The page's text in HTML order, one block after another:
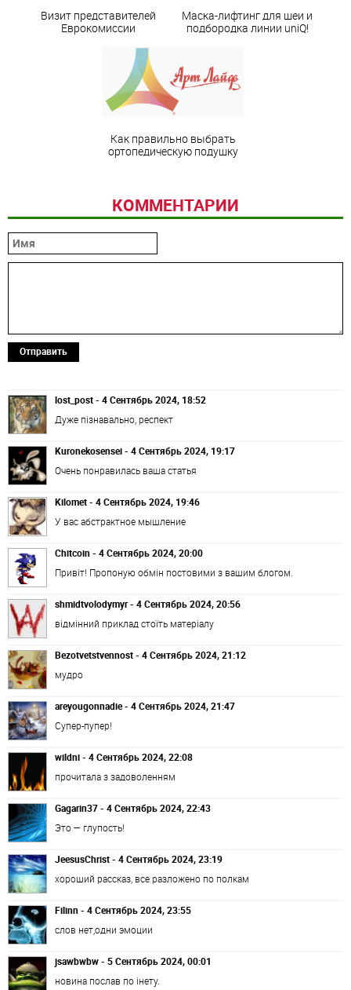
Визит представителей
Еврокомиссии
Маска-лифтинг для шеи и
подбородка линии uniQ!
Как правильно выбрать
ортопедическую подушку
КОММЕНТАРИИ
Отправить
lost_post - 4 Сентябрь 2024, 18:52
Дуже пізнавально, респект
Kuronekosensei - 4 Сентябрь 2024, 19:17
Очень понравилась ваша статья
Kilomet - 4 Сентябрь 2024, 19:46
У вас абстрактное мышление
Chitcoin - 4 Сентябрь 2024, 20:00
Привіт! Пропоную обмін постовими з вашим блогом.
shmidtvolodymyr - 4 Сентябрь 2024, 20:56
відмінний приклад стоїть матеріалу
Bezotvetstvennost - 4 Сентябрь 2024, 21:12
мудро
areyougonnadie - 4 Сентябрь 2024, 21:47
Супер-пупер!
wildni - 4 Сентябрь 2024, 22:08
прочитала з задоволенням
Gagarin37 - 4 Сентябрь 2024, 22:43
Это — глупость!
JeesusChrist - 4 Сентябрь 2024, 23:19
хороший рассказ, все разложено по полкам
Filinn - 4 Сентябрь 2024, 23:55
слов нет,одни эмоции
jsawbwbw - 5 Сентябрь 2024, 00:01
новина послав по інету.